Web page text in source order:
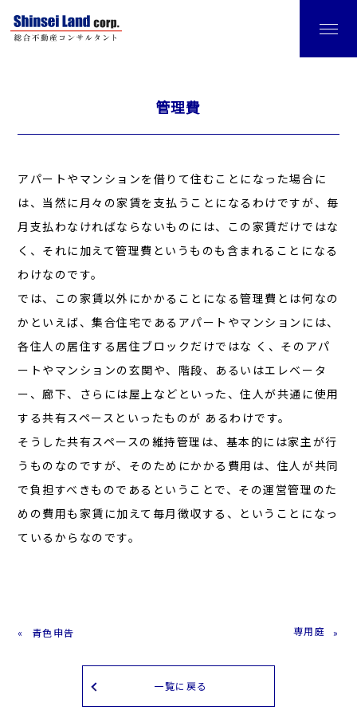
管理費
アパートやマンションを借りて住むことになった場合に
は、当然に月々の家賃を支払うことになるわけですが、毎
月支払わなければならないものには、この家賃だけではな
く、それに加えて管理費というものも含まれることになる
わけなのです。
では、この家賃以外にかかることになる管理費とは何なの
かといえば、集合住宅であるアパートやマンションには、
各住人の居住する居住ブロックだけではな く、そのアパ
ートやマンションの玄関や、階段、あるいはエレベータ
ー、廊下、さらには屋上などといった、住人が共通に使用
する共有スペースといったものが あるわけです。
そうした共有スペースの維持管理は、基本的には家主が行
うものなのですが、そのためにかかる費用は、住人が共同
で負担すべきものであるということで、その運営管理のた
めの費用も家賃に加えて毎月徴収する、ということになっ
ているからなのです。
青色申告
一覧に戻る
専用庭